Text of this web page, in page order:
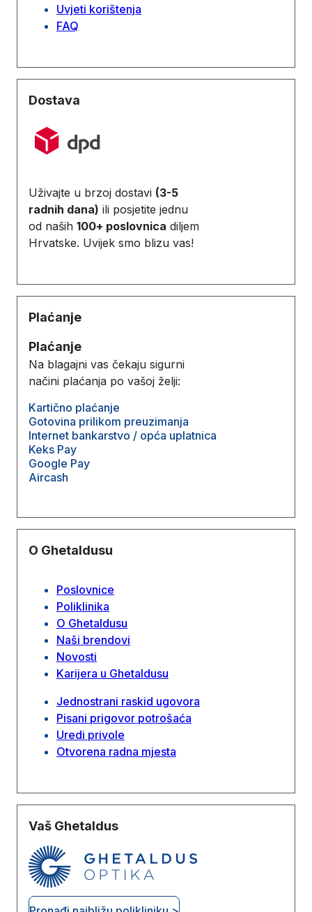
Uvjeti korištenja
FAQ
Dostava
Uživajte u brzoj dostavi (3-5
radnih dana) ili posjetite jednu
od naših 100+ poslovnica diljem
Hrvatske. Uvijek smo blizu vas!
Plaćanje
Plaćanje
Na blagajni vas čekaju sigurni
načini plaćanja po vašoj želji:
Kartično plaćanje
Gotovina prilikom preuzimanja
Internet bankarstvo / opća uplatnica
Keks Pay
Google Pay
Aircash
O Ghetaldusu
Poslovnice
Poliklinika
O Ghetaldusu
Naši brendovi
Novosti
Karijera u Ghetaldusu
Jednostrani raskid ugovora
Pisani prigovor potrošaća
Uredi privole
Otvorena radna mjesta
Vaš Ghetaldus